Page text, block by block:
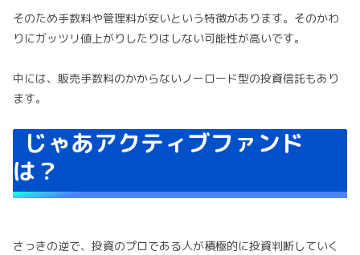
そのため手数料や管理料が安いという特徴があります。そのかわ
りにガッツリ値上がりしたりはしない可能性が高いです。
中には、販売手数料のかからないノーロード型の投資信託もあり
ます。
じゃあアクティブファンド
は？
さっきの逆で、投資のプロである人が積極的に投資判断していく